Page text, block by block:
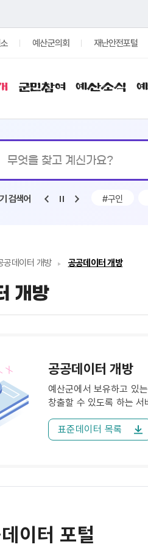
예산군의회 재난안전포털
군민참여 예산소식
검색어
금 #인사발령 #구인
공데이터 개방 공공데이터 개방
개방
공공데이터 개방
예산군에서 보유하고 있
창출할 수 있도록 하는 서
표준데이터 목록
이터 포털